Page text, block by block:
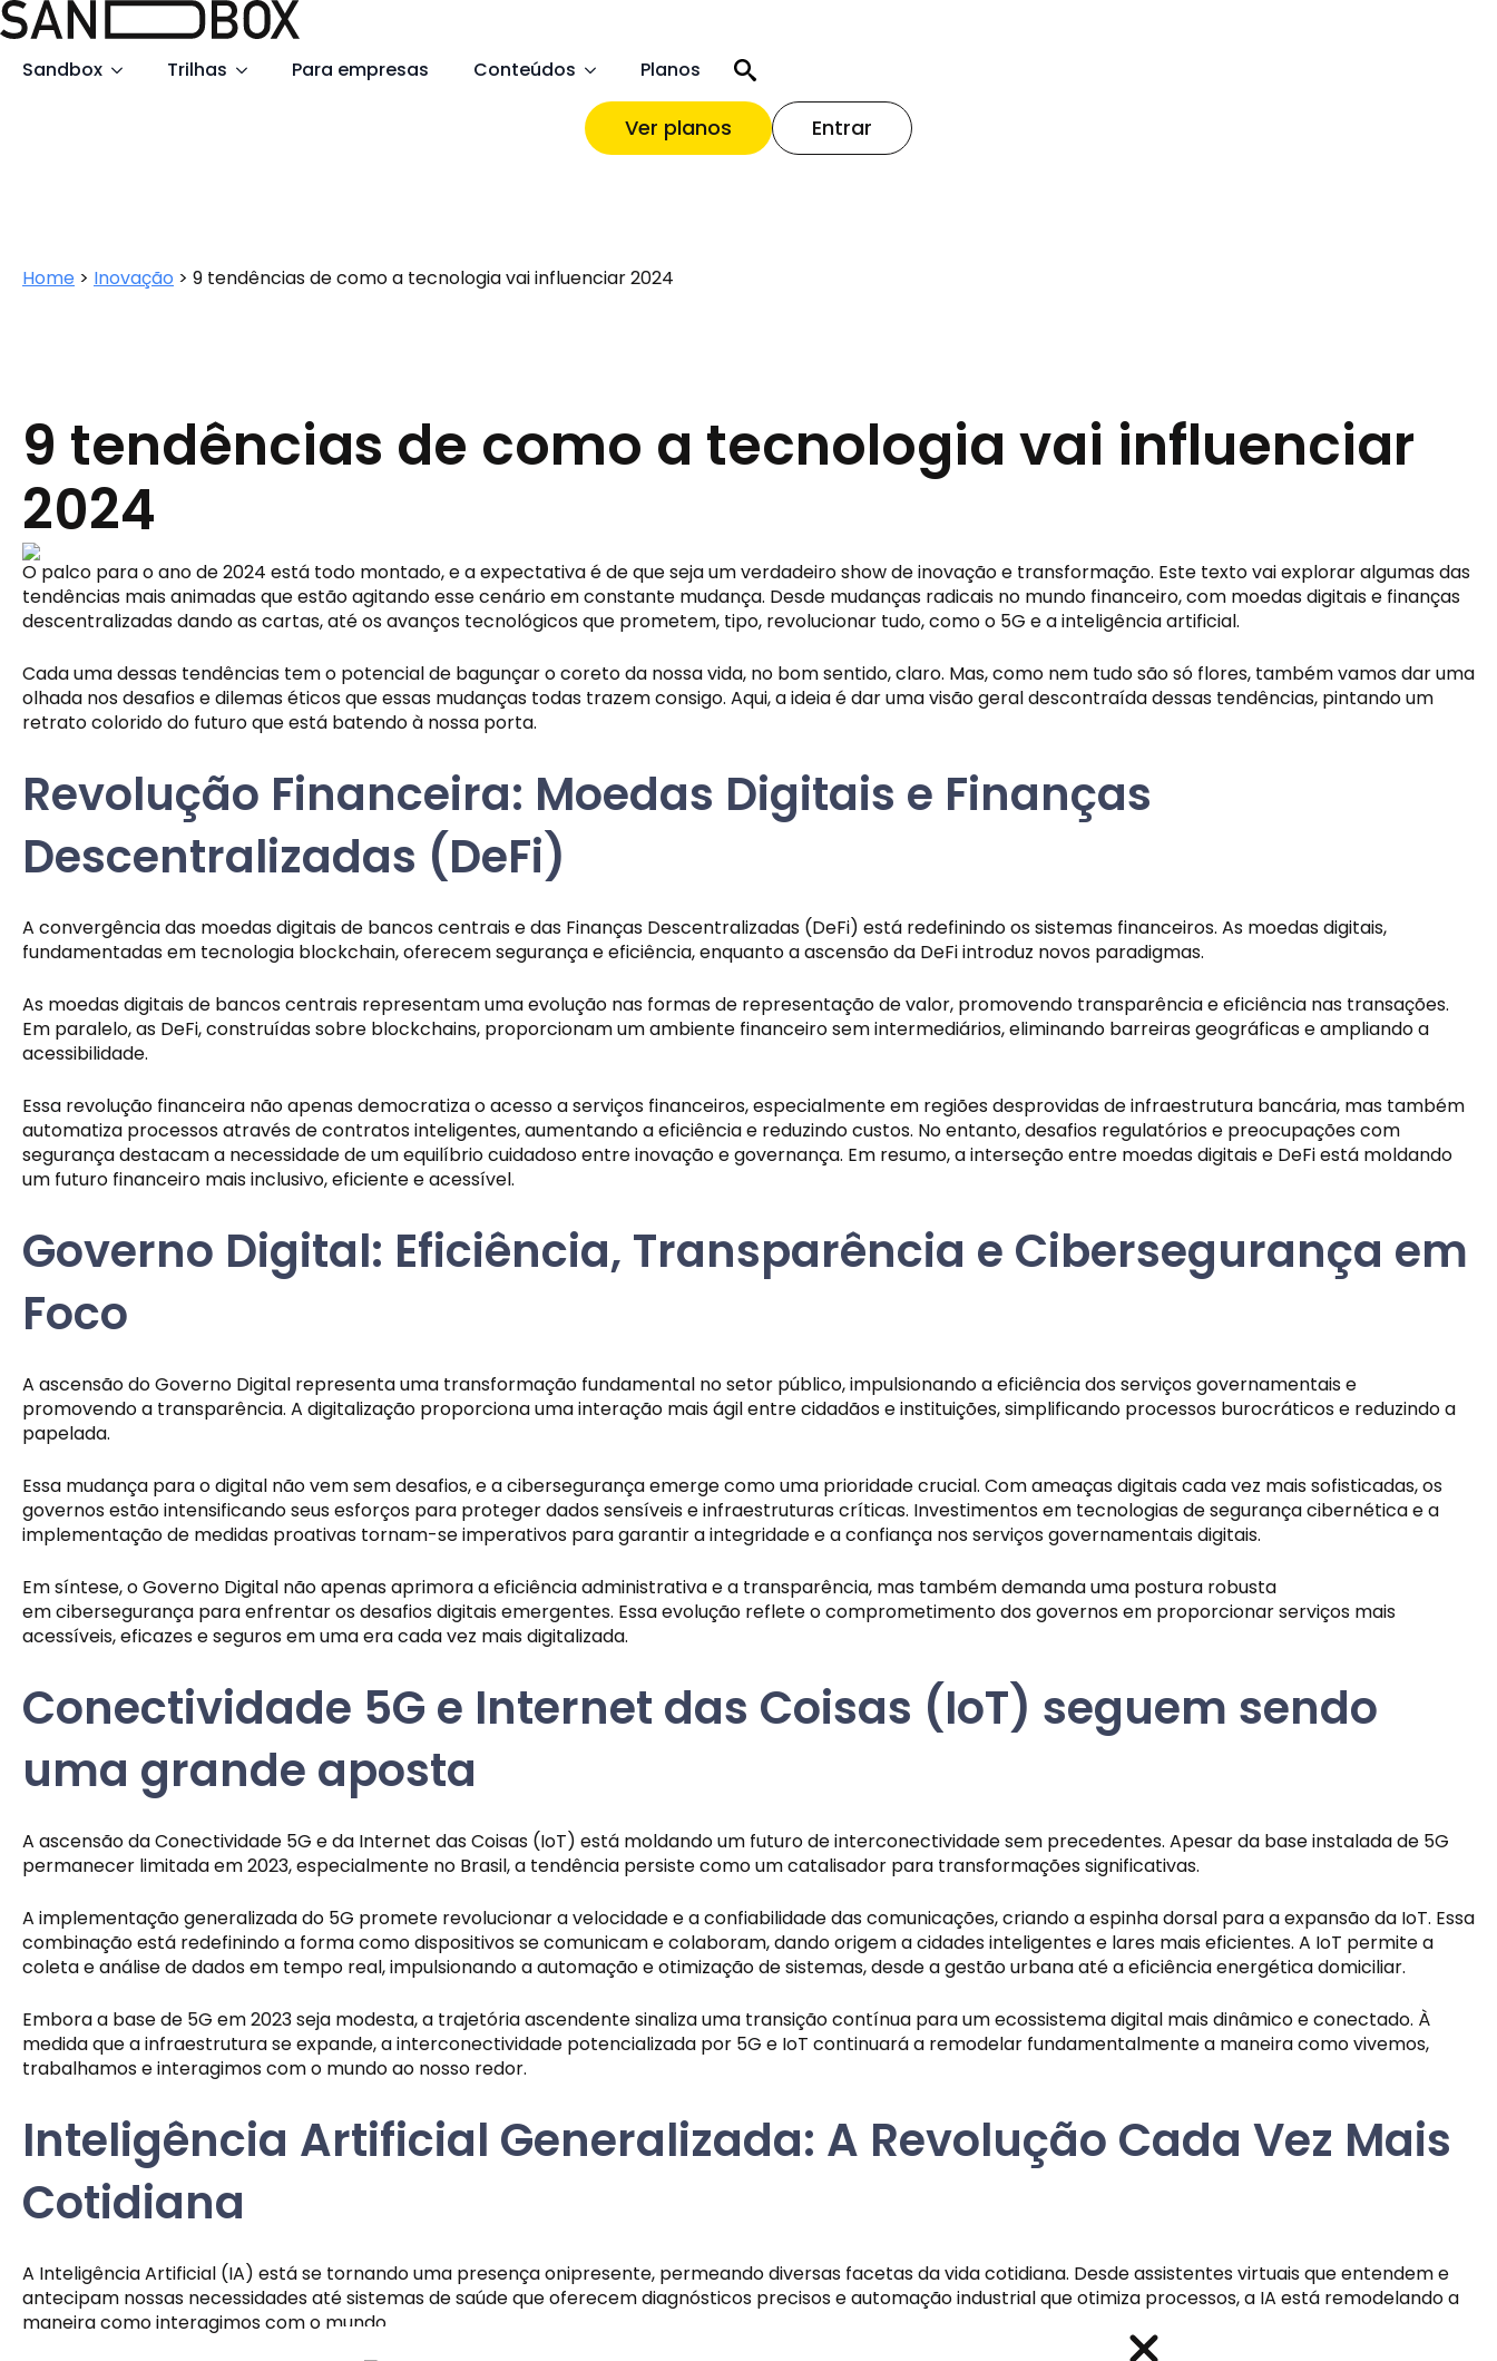
Sandbox Trilhas Para empresas Conteúdos Planos
for:
Ver planos Entrar
Home > Inovação > 9 tendências de como a tecnologia vai influenciar 2024
9 tendências de como a tecnologia vai influenciar
2024
O palco para o ano de 2024 está todo montado, e a expectativa é de que seja um verdadeiro show de inovação e transformação. Este texto vai explorar algumas das
tendências mais animadas que estão agitando esse cenário em constante mudança. Desde mudanças radicais no mundo financeiro, com moedas digitais e finanças
descentralizadas dando as cartas, até os avanços tecnológicos que prometem, tipo, revolucionar tudo, como o 5G e a inteligência artificial.
Cada uma dessas tendências tem o potencial de bagunçar o coreto da nossa vida, no bom sentido, claro. Mas, como nem tudo são só flores, também vamos dar uma
olhada nos desafios e dilemas éticos que essas mudanças todas trazem consigo. Aqui, a ideia é dar uma visão geral descontraída dessas tendências, pintando um
retrato colorido do futuro que está batendo à nossa porta.
Revolução Financeira: Moedas Digitais e Finanças
Descentralizadas (DeFi)
A convergência das moedas digitais de bancos centrais e das Finanças Descentralizadas (DeFi) está redefinindo os sistemas financeiros. As moedas digitais,
fundamentadas em tecnologia blockchain, oferecem segurança e eficiência, enquanto a ascensão da DeFi introduz novos paradigmas.
As moedas digitais de bancos centrais representam uma evolução nas formas de representação de valor, promovendo transparência e eficiência nas transações.
Em paralelo, as DeFi, construídas sobre blockchains, proporcionam um ambiente financeiro sem intermediários, eliminando barreiras geográficas e ampliando a
acessibilidade.
Essa revolução financeira não apenas democratiza o acesso a serviços financeiros, especialmente em regiões desprovidas de infraestrutura bancária, mas também
automatiza processos através de contratos inteligentes, aumentando a eficiência e reduzindo custos. No entanto, desafios regulatórios e preocupações com
segurança destacam a necessidade de um equilíbrio cuidadoso entre inovação e governança. Em resumo, a interseção entre moedas digitais e DeFi está moldando
um futuro financeiro mais inclusivo, eficiente e acessível.
Governo Digital: Eficiência, Transparência e Cibersegurança em
Foco
A ascensão do Governo Digital representa uma transformação fundamental no setor público, impulsionando a eficiência dos serviços governamentais e
promovendo a transparência. A digitalização proporciona uma interação mais ágil entre cidadãos e instituições, simplificando processos burocráticos e reduzindo a
papelada.
Essa mudança para o digital não vem sem desafios, e a cibersegurança emerge como uma prioridade crucial. Com ameaças digitais cada vez mais sofisticadas, os
governos estão intensificando seus esforços para proteger dados sensíveis e infraestruturas críticas. Investimentos em tecnologias de segurança cibernética e a
implementação de medidas proativas tornam-se imperativos para garantir a integridade e a confiança nos serviços governamentais digitais.
Em síntese, o Governo Digital não apenas aprimora a eficiência administrativa e a transparência, mas também demanda uma postura robusta
em cibersegurança para enfrentar os desafios digitais emergentes. Essa evolução reflete o comprometimento dos governos em proporcionar serviços mais
acessíveis, eficazes e seguros em uma era cada vez mais digitalizada.
Conectividade 5G e Internet das Coisas (IoT) seguem sendo
uma grande aposta
A ascensão da Conectividade 5G e da Internet das Coisas (IoT) está moldando um futuro de interconectividade sem precedentes. Apesar da base instalada de 5G
permanecer limitada em 2023, especialmente no Brasil, a tendência persiste como um catalisador para transformações significativas.
A implementação generalizada do 5G promete revolucionar a velocidade e a confiabilidade das comunicações, criando a espinha dorsal para a expansão da IoT. Essa
combinação está redefinindo a forma como dispositivos se comunicam e colaboram, dando origem a cidades inteligentes e lares mais eficientes. A IoT permite a
coleta e análise de dados em tempo real, impulsionando a automação e otimização de sistemas, desde a gestão urbana até a eficiência energética domiciliar.
Embora a base de 5G em 2023 seja modesta, a trajetória ascendente sinaliza uma transição contínua para um ecossistema digital mais dinâmico e conectado. À
medida que a infraestrutura se expande, a interconectividade potencializada por 5G e IoT continuará a remodelar fundamentalmente a maneira como vivemos,
trabalhamos e interagimos com o mundo ao nosso redor.
Inteligência Artificial Generalizada: A Revolução Cada Vez Mais
Cotidiana
A Inteligência Artificial (IA) está se tornando uma presença onipresente, permeando diversas facetas da vida cotidiana. Desde assistentes virtuais que entendem e
antecipam nossas necessidades até sistemas de saúde que oferecem diagnósticos precisos e automação industrial que otimiza processos, a IA está remodelando a
maneira como interagimos com o mundo.